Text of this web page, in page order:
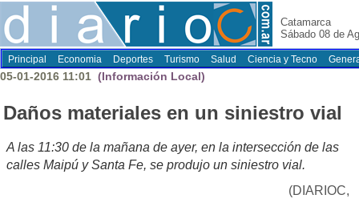
Catamarca
Sábado 08 de
Principal Economia Deportes Turismo Salud Ciencia y Tecno
05-01-2016 11:01 (Información Local)
Daños materiales en un siniestro vial
A las 11:30 de la mañana de ayer, en la intersección de las
calles Maipú y Santa Fe, se produjo un siniestro vial.
(DIARIOC,